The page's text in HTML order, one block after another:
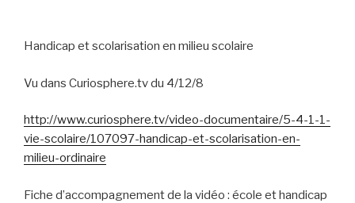
Handicap et scolarisation en milieu scolaire
Vu dans Curiosphere.tv du 4/12/8
http://www.curiosphere.tv/video-documentaire/5-4-1-1-
vie-scolaire/107097-handicap-et-scolarisation-en-
milieu-ordinaire
Fiche d’accompagnement de la vidéo : école et handicap